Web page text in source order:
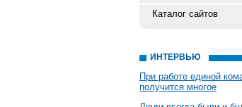
Каталог сайтов
ИНТЕРВЬЮ
При работе единой
получится многое